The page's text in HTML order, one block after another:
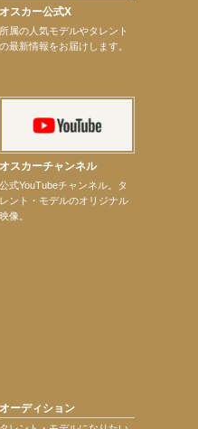
場！
ワープレイO.A.決定
式
Vol.3」開催決定！
オープニングイベント
石丸謙二郎の山カフェ」出演
オスカー公式X
所属の人気モデルやタレント
の最新情報をお届けします。
オスカーチャンネル
公式YouTubeチャンネル。タ
レント・モデルのオリジナル
映像。
オーディション